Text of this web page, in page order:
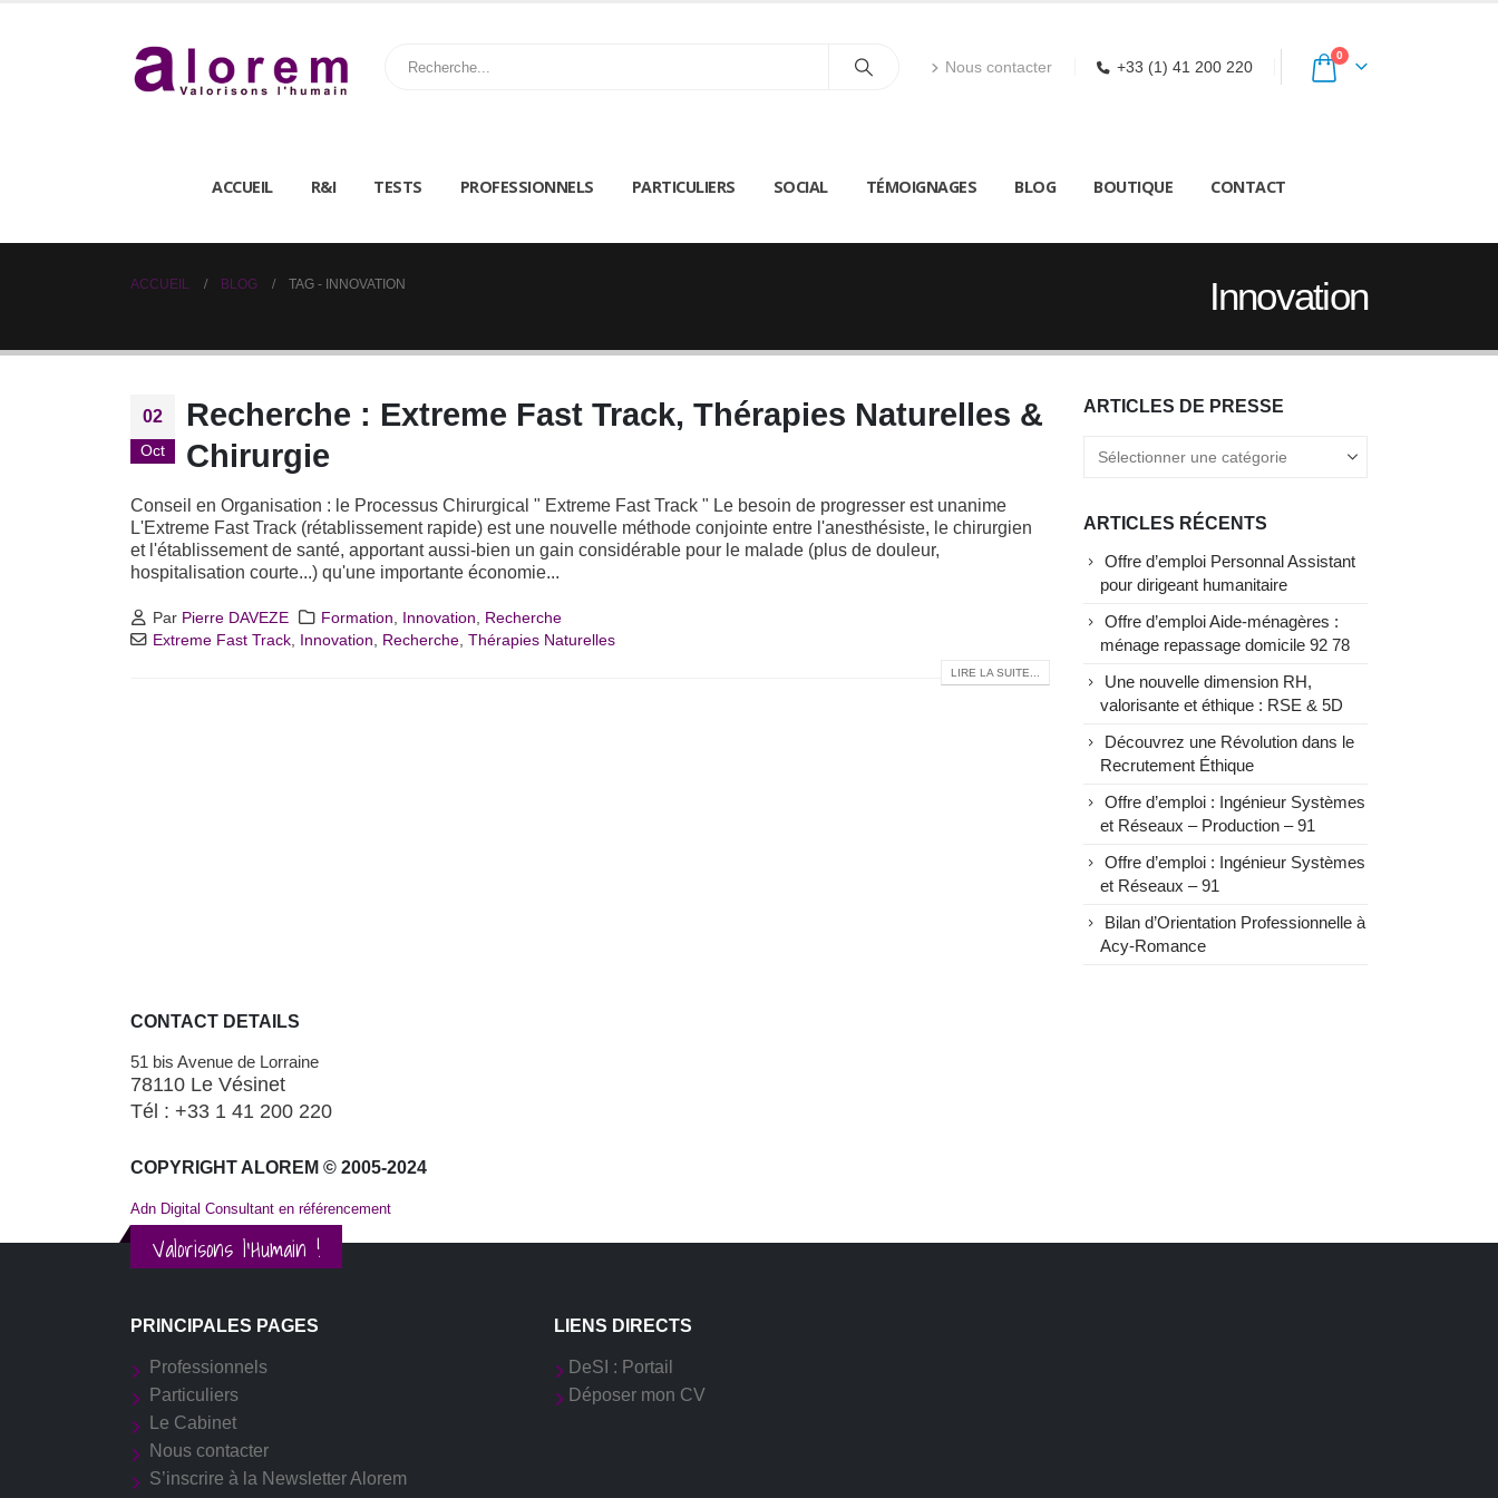
Nous contacter +33 (1) 41 200 220
0
ACCUEIL R&I TESTS PROFESSIONNELS PARTICULIERS SOCIAL TÉMOIGNAGES BLOG BOUTIQUE CONTACT
Innovation
ACCUEIL BLOG TAG - INNOVATION
02
Oct
Recherche : Extreme Fast Track, Thérapies Naturelles &
Chirurgie
Conseil en Organisation : le Processus Chirurgical " Extreme Fast Track " Le besoin de progresser est unanime
L'Extreme Fast Track (rétablissement rapide) est une nouvelle méthode conjointe entre l'anesthésiste, le chirurgien
et l'établissement de santé, apportant aussi-bien un gain considérable pour le malade (plus de douleur,
hospitalisation courte...) qu'une importante économie...
Par Pierre DAVEZE Formation Innovation
Recherche
Extreme Fast Track Innovation Recherche ,Thérapies Naturelles
LIRE LA SUITE...
ARTICLES DE PRESSE
de
ARTICLES RÉCENTS
Offre d’emploi Personnal Assistant
pour dirigeant humanitaire
Offre d’emploi Aide-ménagères :
ménage repassage domicile 92 78
Une nouvelle dimension RH,
valorisante et éthique : RSE & 5D
Découvrez une Révolution dans le
Recrutement Éthique
Offre d’emploi : Ingénieur Systèmes
et Réseaux – Production – 91
Offre d’emploi : Ingénieur Systèmes
et Réseaux – 91
Bilan d’Orientation Professionnelle à
Acy-Romance
CONTACT DETAILS
51 bis Avenue de Lorraine
78110 Le Vésinet
Tél : +33 1 41 200 220
COPYRIGHT ALOREM © 2005-2024
Adn Digital Consultant en référencement
Valorisons l'Humain !
PRINCIPALES PAGES
Professionnels
Particuliers
Le Cabinet
Nous contacter
S’inscrire à la Newsletter Alorem
LIENS DIRECTS
DeSI : Portail
Déposer mon CV